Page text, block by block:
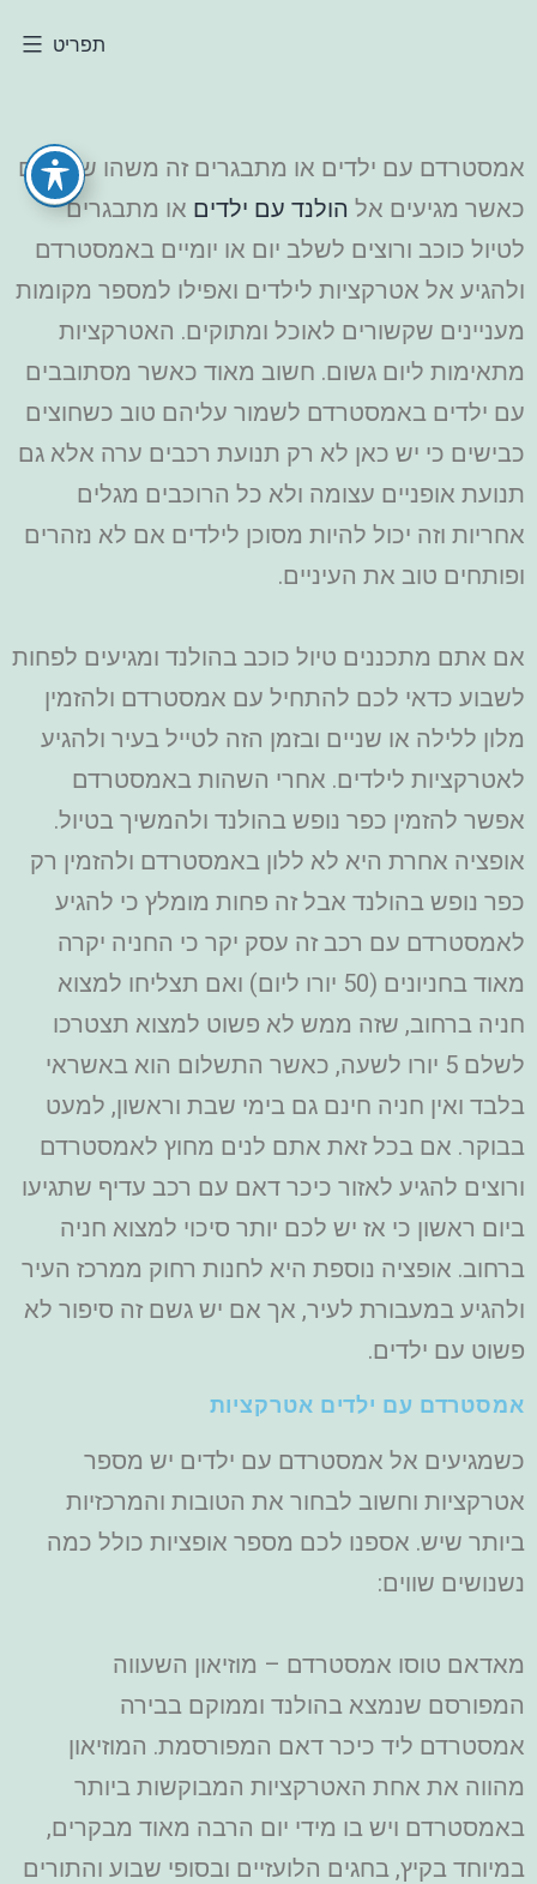
תפריט
אמסטרדם עם ילדים או מתבגרים זה משהו שעושים
כאשר מגיעים אל הולנד עם ילדים או מתבגרים
לטיול כוכב ורוצים לשלב יום או יומיים באמסטרדם
ולהגיע אל אטרקציות לילדים ואפילו למספר מקומות
מעניינים שקשורים לאוכל ומתוקים. האטרקציות
מתאימות ליום גשום. חשוב מאוד כאשר מסתובבים
עם ילדים באמסטרדם לשמור עליהם טוב כשחוצים
כבישים כי יש כאן לא רק תנועת רכבים ערה אלא גם
תנועת אופניים עצומה ולא כל הרוכבים מגלים
אחריות וזה יכול להיות מסוכן לילדים אם לא נזהרים
ופותחים טוב את העיניים.
אם אתם מתכננים טיול כוכב בהולנד ומגיעים לפחות
לשבוע כדאי לכם להתחיל עם אמסטרדם ולהזמין
מלון ללילה או שניים ובזמן הזה לטייל בעיר ולהגיע
לאטרקציות לילדים. אחרי השהות באמסטרדם
אפשר להזמין כפר נופש בהולנד ולהמשיך בטיול.
אופציה אחרת היא לא ללון באמסטרדם ולהזמין רק
כפר נופש בהולנד אבל זה פחות מומלץ כי להגיע
לאמסטרדם עם רכב זה עסק יקר כי החניה יקרה
מאוד בחניונים (50 יורו ליום) ואם תצליחו למצוא
חניה ברחוב, שזה ממש לא פשוט למצוא תצטרכו
לשלם 5 יורו לשעה, כאשר התשלום הוא באשראי
בלבד ואין חניה חינם גם בימי שבת וראשון, למעט
בבוקר. אם בכל זאת אתם לנים מחוץ לאמסטרדם
ורוצים להגיע לאזור כיכר דאם עם רכב עדיף שתגיעו
ביום ראשון כי אז יש לכם יותר סיכוי למצוא חניה
ברחוב. אופציה נוספת היא לחנות רחוק ממרכז העיר
ולהגיע במעבורת לעיר, אך אם יש גשם זה סיפור לא
פשוט עם ילדים.
אמסטרדם עם ילדים אטרקציות
כשמגיעים אל אמסטרדם עם ילדים יש מספר
אטרקציות וחשוב לבחור את הטובות והמרכזיות
ביותר שיש. אספנו לכם מספר אופציות כולל כמה
נשנושים שווים:
מאדאם טוסו אמסטרדם – מוזיאון השעווה
המפורסם שנמצא בהולנד וממוקם בבירה
אמסטרדם ליד כיכר דאם המפורסמת. המוזיאון
מהווה את אחת האטרקציות המבוקשות ביותר
באמסטרדם ויש בו מידי יום הרבה מאוד מבקרים,
במיוחד בקיץ, בחגים הלועזיים ובסופי שבוע והתורים